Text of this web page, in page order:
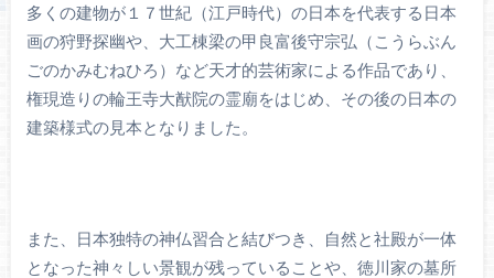
多くの建物が１７世紀（江戸時代）の日本を代表する日本
画の狩野探幽や、大工棟梁の甲良富後守宗弘（こうらぶん
ごのかみむねひろ）など天才的芸術家による作品であり、
権現造りの輪王寺大猷院の霊廟をはじめ、その後の日本の
建築様式の見本となりました。
また、日本独特の神仏習合と結びつき、自然と社殿が一体
となった神々しい景観が残っていることや、徳川家の墓所